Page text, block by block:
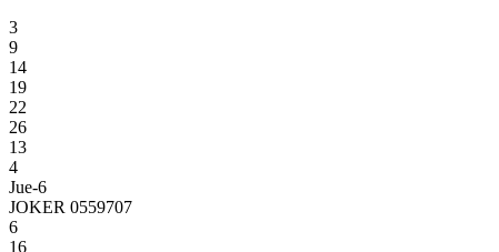
3
9
14
19
22
26
13
4
Jue-6
JOKER 0559707
6
16